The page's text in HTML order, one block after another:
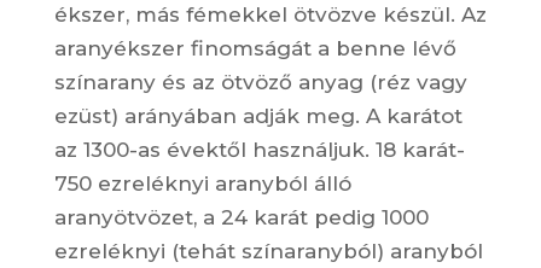
ékszer, más fémekkel ötvözve készül. Az
aranyékszer finomságát a benne lévő
színarany és az ötvöző anyag (réz vagy
ezüst) arányában adják meg. A karátot
az 1300-as évektől használjuk. 18 karát-
750 ezreléknyi aranyból álló
aranyötvözet, a 24 karát pedig 1000
ezreléknyi (tehát színaranyból) aranyból